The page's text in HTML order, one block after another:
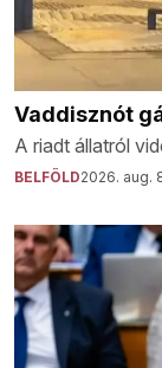
Vaddisznót
A riadt állatról
BELFÖLD2026. aug.